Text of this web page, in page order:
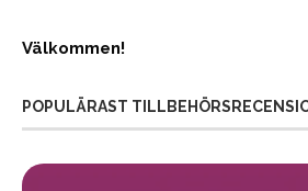
Välkommen!
POPULÄRAST